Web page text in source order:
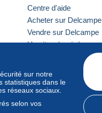
sur notre
statistiques dans le
réseaux sociaux.
selon vos
Centre d'aide
Acheter sur Delcampe
Vendre sur Delcampe
Un site sécurisé